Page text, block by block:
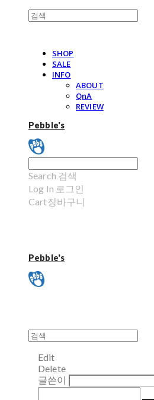
SHOP
SALE
INFO
ABOUT
QnA
REVIEW
Pebble's
Search 검색
Log In 로그인
Cart장바구니
Pebble's
Edit
Delete
글쓴이